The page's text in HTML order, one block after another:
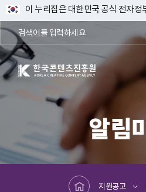
이 누리집은 대한민국 공식 전자정
한국콘텐츠진흥원 KOREA CREATIVE CONTENT AGENCY
알림
메인페이지로 바로가기
지원공고